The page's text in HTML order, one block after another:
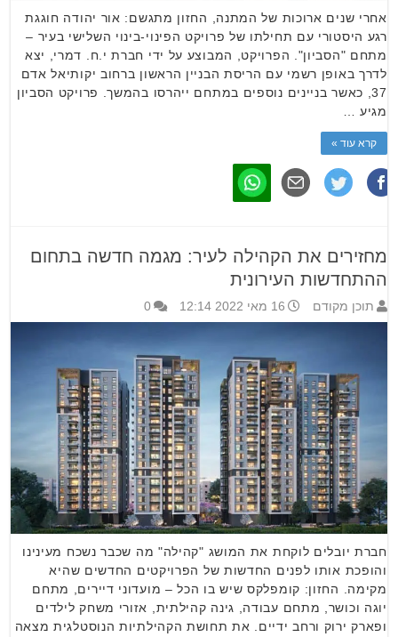
אחרי שנים ארוכות של המתנה, החזון מתגשם: אור יהודה חוגגת
רגע היסטורי עם תחילתו של פרויקט הפינוי-בינוי השלישי בעיר –
מתחם "הסביון". הפרויקט, המבוצע על ידי חברת י.ח. דמרי, יצא
לדרך באופן רשמי עם הריסת הבניין הראשון ברחוב יקותיאל אדם
37, כאשר בניינים נוספים במתחם ייהרסו בהמשך. פרויקט הסביון
מגיע …
קרא עוד »
מחזירים את הקהילה לעיר: מגמה חדשה בתחום
ההתחדשות העירונית
תוכן מקודם 16 מאי 2022 12:14 0
חברת יובלים לוקחת את המושג "קהילה" מה שכבר נשכח מעינינו
והופכת אותו לפנים החדשות של הפרויקטים החדשים שהיא
מקימה. החזון: קומפלקס שיש בו הכל – מועדוני דיירים, מתחם
יוגה וכושר, מתחם עבודה, גינה קהילתית, אזורי משחק לילדים
ופארק ירוק ורחב ידיים. את תחושת הקהילתיות הנוסטלגית מצאה